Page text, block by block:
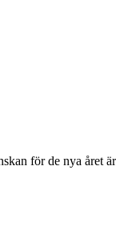
för de nya året